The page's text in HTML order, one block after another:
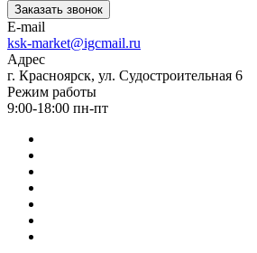
Заказать звонок
E-mail
ksk-market@igcmail.ru
Адрес
г. Красноярск, ул. Судостроительная 6
Режим работы
9:00-18:00 пн-пт